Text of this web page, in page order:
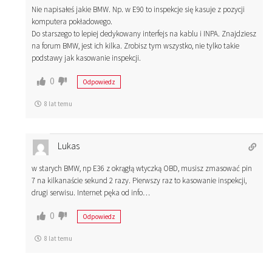
Nie napisałeś jakie BMW. Np. w E90 to inspekcje się kasuje z pozycji
komputera pokładowego.
Do starszego to lepiej dedykowany interfejs na kablu i INPA. Znajdziesz
na forum BMW, jest ich kilka. Zrobisz tym wszystko, nie tylko takie
podstawy jak kasowanie inspekcji.
0 Odpowiedz
8 lat temu
Lukas
w starych BMW, np E36 z okrągłą wtyczką OBD, musisz zmasować pin
7 na kilkanaście sekund 2 razy. Pierwszy raz to kasowanie inspekcji,
drugi serwisu. Internet pęka od info…
0 Odpowiedz
8 lat temu